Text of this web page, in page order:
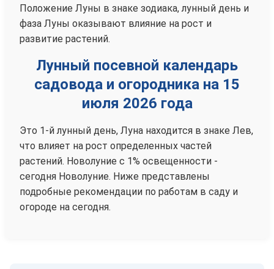
Положение Луны в знаке зодиака, лунный день и
фаза Луны оказывают влияние на рост и
развитие растений.
Лунный посевной календарь
садовода и огородника на 15
июля 2026 года
Это 1-й лунный день, Луна находится в знаке Лев,
что влияет на рост определенных частей
растений. Новолуние с 1% освещенности -
сегодня Новолуние. Ниже представлены
подробные рекомендации по работам в саду и
огороде на сегодня.